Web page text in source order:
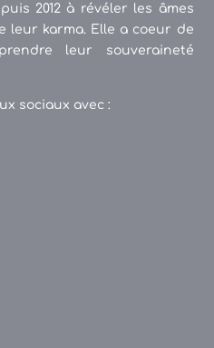
2012 à révéler les âmes
leur karma. Elle a coeur de
leur souveraineté
sociaux avec :